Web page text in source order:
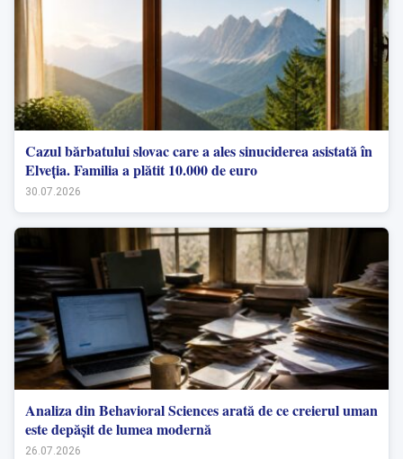
Cazul bărbatului slovac care a ales sinuciderea asistată în
Elveția. Familia a plătit 10.000 de euro
30.07.2026
Analiza din Behavioral Sciences arată de ce creierul uman
este depășit de lumea modernă
26.07.2026